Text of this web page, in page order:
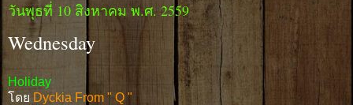
วันพุธที่ 10 สิงหาคม พ.ศ. 2559
Wednesday
Holiday
โดย Dyckia From " Q "